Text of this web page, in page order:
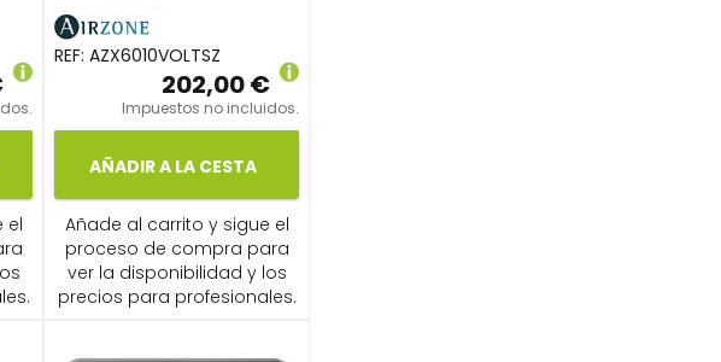
el
REF:AZX6010VOLTSZ
202,00 €
Impuestos no incluidos.
AÑADIR A LA CESTA
Añade al carrito y sigue el
proceso de compra para
ver la disponibilidad y los
precios para profesionales.